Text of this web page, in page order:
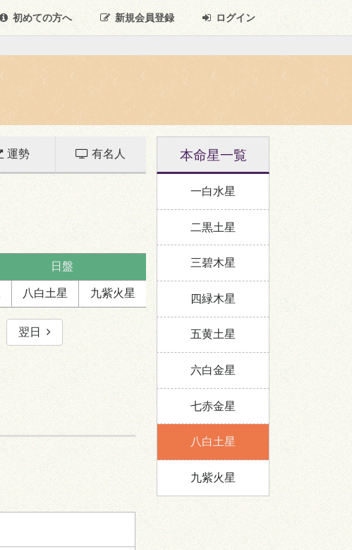
初めての方へ 新規会員登録 ログイン
運勢 有名人
日盤
八白土星 九紫火星
翌日
本命星一覧
一白水星
二黒土星
三碧木星
四緑木星
五黄土星
六白金星
七赤金星
八白土星
九紫火星